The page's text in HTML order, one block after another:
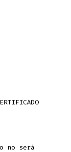
no será